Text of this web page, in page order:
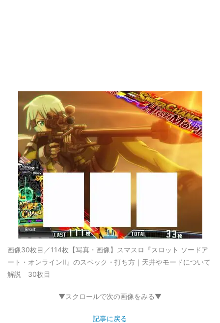
画像30枚目／114枚 【写真・画像】スマスロ『スロット ソードア
ート・オンラインII』のスペック・打ち方｜天井やモードについて
解説 30枚目
▼スクロールで次の画像をみる▼
記事に戻る